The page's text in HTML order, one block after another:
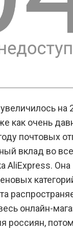
на
как очень
почтовых
вклад во
AliExpress. Она
онлайн-
россиян,